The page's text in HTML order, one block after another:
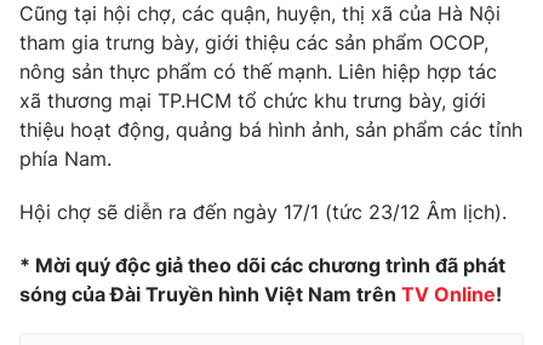
Phim VTV
Hậu trường
Nhân vật
Giải sao mai
Giải trí
Điện ảnh
Âm nhạc
Sao
Đời sống
Du lịch
Làm đẹp
Chất lượng cuộc sống
Học trực tuyến
Công nghệ
Cũng tại hội chợ, các quận, huyện, thị xã của Hà Nội
tham gia trưng bày, giới thiệu các sản phẩm OCOP,
nông sản thực phẩm có thế mạnh. Liên hiệp hợp tác
xã thương mại TP.HCM tổ chức khu trưng bày, giới
thiệu hoạt động, quảng bá hình ảnh, sản phẩm các tỉnh
phía Nam.
Hội chợ sẽ diễn ra đến ngày 17/1 (tức 23/12 Âm lịch).
* Mời quý độc giả theo dõi các chương trình đã phát
sóng của Đài Truyền hình Việt Nam trên TV Online!